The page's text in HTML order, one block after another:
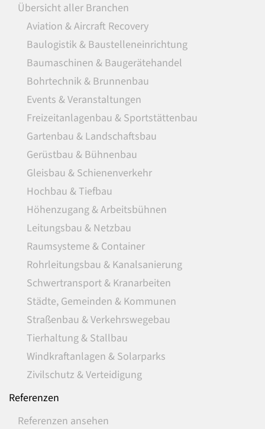
Übersicht aller Branchen
Aviation & Aircraft Recovery
Baulogistik & Baustelleneinrichtung
Baumaschinen & Baugerätehandel
Bohrtechnik & Brunnenbau
Events & Veranstaltungen
Freizeitanlagenbau & Sportstättenbau
Gartenbau & Landschaftsbau
Gerüstbau & Bühnenbau
Gleisbau & Schienenverkehr
Hochbau & Tiefbau
Höhenzugang & Arbeitsbühnen
Leitungsbau & Netzbau
Raumsysteme & Container
Rohrleitungsbau & Kanalsanierung
Schwertransport & Kranarbeiten
Städte, Gemeinden & Kommunen
Straßenbau & Verkehrswegebau
Tierhaltung & Stallbau
Windkraftanlagen & Solarparks
Zivilschutz & Verteidigung
Referenzen
Referenzen ansehen